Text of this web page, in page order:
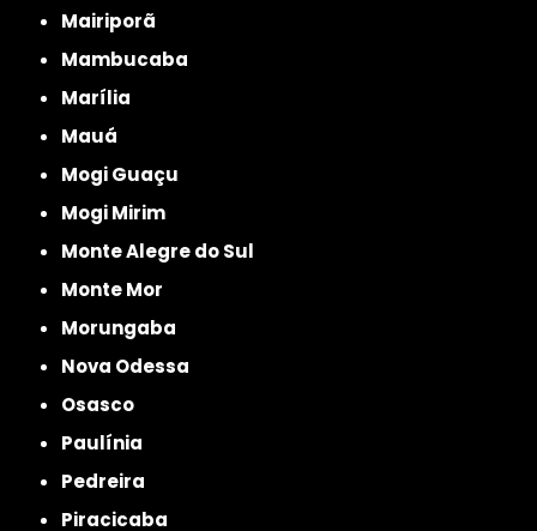
Mairiporã
Mambucaba
Marília
Mauá
Mogi Guaçu
Mogi Mirim
Monte Alegre do Sul
Monte Mor
Morungaba
Nova Odessa
Osasco
Paulínia
Pedreira
Piracicaba